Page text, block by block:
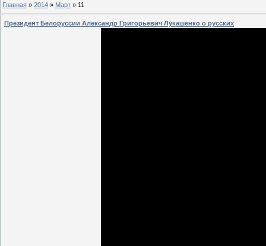
Главная » 2014 » Март » 11
Президент Белоруссии Александр Григорьевич Лукашенко о русских